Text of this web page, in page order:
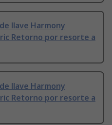
llave Harmony
Retorno por resorte a
llave Harmony
Retorno por resorte a